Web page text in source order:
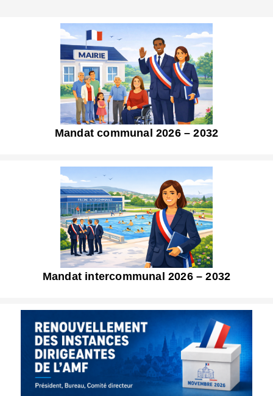
Mandat communal 2026 – 2032
Mandat intercommunal 2026 – 2032